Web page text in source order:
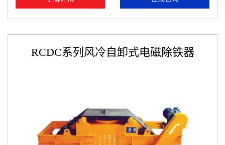
RCDC系列风冷自卸式电磁除铁器